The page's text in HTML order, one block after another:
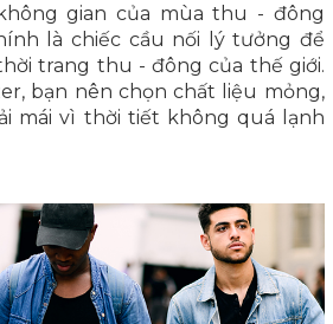
gian của mùa thu - đông
là chiếc cầu nối lý tưởng để
trang thu - đông của thế giới.
bạn nên chọn chất liệu mỏng,
mái vì thời tiết không quá lạnh